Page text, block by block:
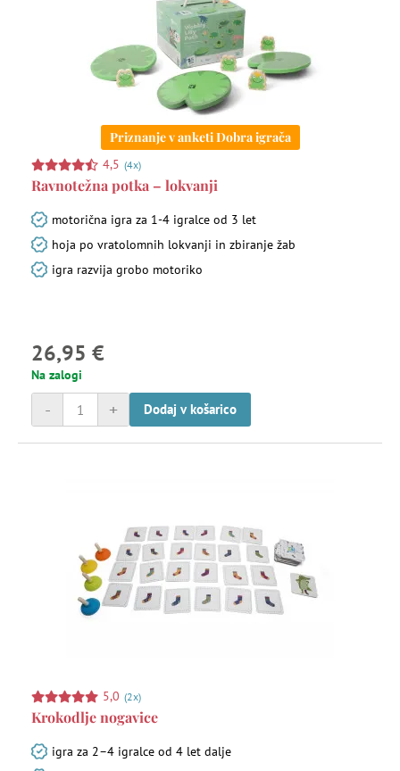
Priznanje v anketi Dobra igrača
4,5 (4x)
Ravnotežna potka – lokvanji
motorična igra za 1-4 igralce od 3 let
hoja po vratolomnih lokvanji in zbiranje žab
igra razvija grobo motoriko
26,95 €
Na zalogi
+
- Dodaj v košarico
5,0 (2x)
Krokodlje nogavice
igra za 2–4 igralce od 4 let dalje